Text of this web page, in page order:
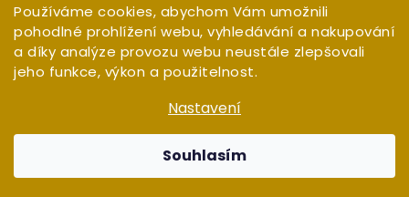
Používáme cookies, abychom Vám umožnili
pohodlné prohlížení webu, vyhledávání a nakupování
a díky analýze provozu webu neustále zlepšovali
jeho funkce, výkon a použitelnost.
Nastavení
Souhlasím
PŘIHLÁSIT SE
Vytvořil Shoptet
WHITE ORCHID